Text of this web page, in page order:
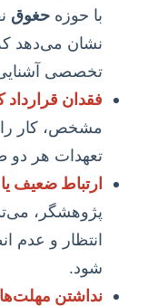
با حوزه حغوق
نشان می‌دهد
تخصصی
فقدان قرارداد
مشخص، کار را
تعهدات هر
ارتباط ضعیف
پژوهشگر،
انتظار و عدم
شود.
نداشتن